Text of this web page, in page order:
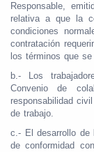
Responsable,
relativa a que la
condiciones
contratación
los términos que
b.- Los
Convenio de
responsabilidad
de trabajo.
c.- El desarrollo de
de conformidad